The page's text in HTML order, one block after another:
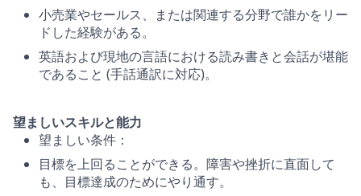
小売業やセールス、または関連する分野で誰かをリー
ドした経験がある。
英語および現地の言語における読み書きと会話が堪能
であること (手話通訳に対応)。
望ましいスキルと能力
望ましい条件：
目標を上回ることができる。障害や挫折に直面して
も、目標達成のためにやり通す。